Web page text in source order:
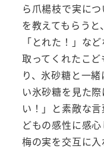
ら爪楊枝で実に
を教えてもらうと
「とれた！」な
取ってくれたこ
り、氷砂糖と一
い氷砂糖を見た
い！」と素敵な
どもの感性に感
梅の実を交互に